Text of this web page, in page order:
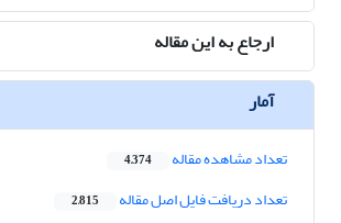
ارجاع به این مقاله
آمار
تعداد مشاهده مقاله 4,374
تعداد دریافت فایل اصل مقاله 2,815